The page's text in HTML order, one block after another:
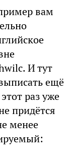
вам
И тут
ещё
раз уже
придётся
менее